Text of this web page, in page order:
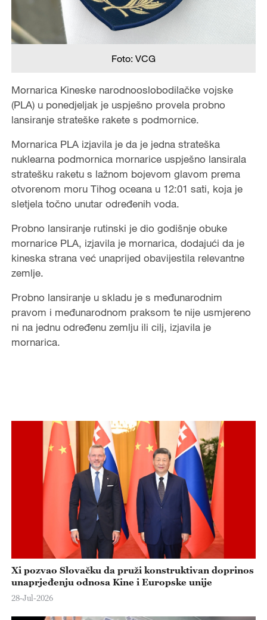
Foto: VCG
Mornarica Kineske narodnooslobodilačke vojske
(PLA) u ponedjeljak je uspješno provela probno
lansiranje strateške rakete s podmornice.
Mornarica PLA izjavila je da je jedna strateška
nuklearna podmornica mornarice uspješno lansirala
stratešku raketu s lažnom bojevom glavom prema
otvorenom moru Tihog oceana u 12:01 sati, koja je
sletjela točno unutar određenih voda.
Probno lansiranje rutinski je dio godišnje obuke
mornarice PLA, izjavila je mornarica, dodajući da je
kineska strana već unaprijed obavijestila relevantne
zemlje.
Probno lansiranje u skladu je s međunarodnim
pravom i međunarodnom praksom te nije usmjereno
ni na jednu određenu zemlju ili cilj, izjavila je
mornarica.
Xi pozvao Slovačku da pruži konstruktivan doprinos
unaprjeđenju odnosa Kine i Europske unije
28-Jul-2026